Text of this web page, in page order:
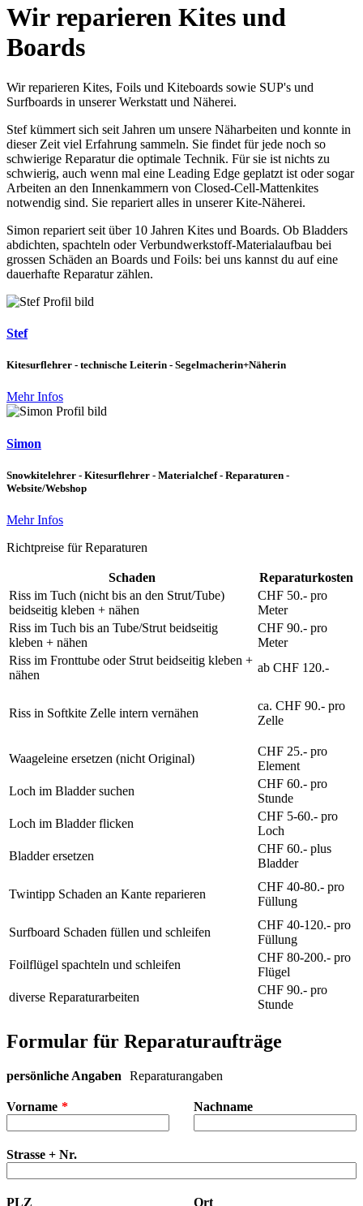
Wir reparieren Kites und
Boards
Wir reparieren Kites, Foils und Kiteboards sowie SUP's und
Surfboards in unserer Werkstatt und Näherei.
Stef kümmert sich seit Jahren um unsere Näharbeiten und konnte in
dieser Zeit viel Erfahrung sammeln. Sie findet für jede noch so
schwierige Reparatur die optimale Technik. Für sie ist nichts zu
schwierig, auch wenn mal eine Leading Edge geplatzt ist oder sogar
Arbeiten an den Innenkammern von Closed-Cell-Mattenkites
notwendig sind. Sie repariert alles in unserer Kite-Näherei.
Simon repariert seit über 10 Jahren Kites und Boards. Ob Bladders
abdichten, spachteln oder Verbundwerkstoff-Materialaufbau bei
grossen Schäden an Boards und Foils: bei uns kannst du auf eine
dauerhafte Reparatur zählen.
Stef
Kitesurflehrer - technische Leiterin - Segelmacherin+Näherin
Mehr Infos
Simon
Snowkitelehrer - Kitesurflehrer - Materialchef - Reparaturen -
Website/Webshop
Mehr Infos
Richtpreise für Reparaturen
Schaden
Reparaturkosten
Riss im Tuch (nicht bis an den Strut/Tube)
beidseitig kleben + nähen
CHF 50.- pro
Meter
Riss im Tuch bis an Tube/Strut beidseitig
kleben + nähen
CHF 90.- pro
Meter
Riss im Fronttube oder Strut beidseitig kleben +
nähen
ab CHF 120.-
Riss in Softkite Zelle intern vernähen
ca. CHF 90.- pro
Zelle
Waageleine ersetzen (nicht Original)
CHF 25.- pro
Element
Loch im Bladder suchen
CHF 60.- pro
Stunde
Loch im Bladder flicken
CHF 5-60.- pro
Loch
Bladder ersetzen
CHF 60.- plus
Bladder
Twintipp Schaden an Kante reparieren
CHF 40-80.- pro
Füllung
Surfboard Schaden füllen und schleifen
CHF 40-120.- pro
Füllung
Foilflügel spachteln und schleifen
CHF 80-200.- pro
Flügel
diverse Reparaturarbeiten
CHF 90.- pro
Stunde
Formular für Reparaturaufträge
Leave
field
blank
persönliche Angaben Reparaturangaben
Vorname Nachname
Strasse + Nr.
PLZ Ort